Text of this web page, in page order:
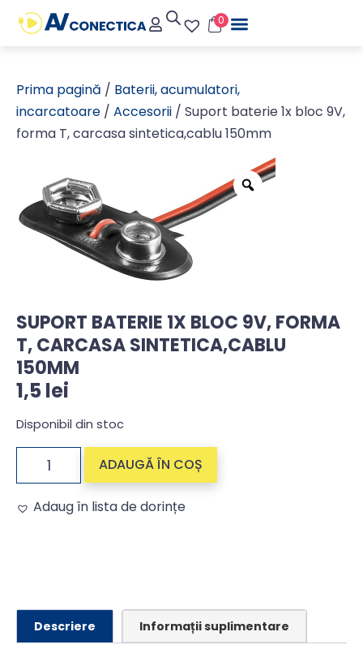
0
Prima pagină / Baterii, acumulatori,
incarcatoare / Accesorii / Suport baterie 1x bloc 9V,
forma T, carcasa sintetica,cablu 150mm
SUPORT BATERIE 1X BLOC 9V, FORMA
T, CARCASA SINTETICA,CABLU
150MM
1,5lei
Disponibil din stoc
ADAUGĂ ÎN COȘ
Adaug în lista de dorințe
Descriere Informații suplimentare